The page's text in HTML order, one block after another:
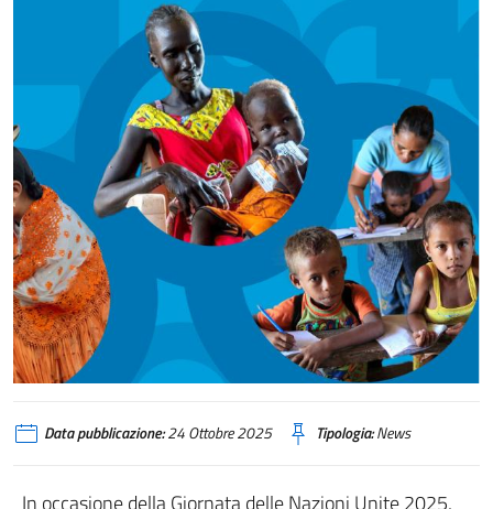
Data pubblicazione:24 Ottobre 2025 Tipologia:News